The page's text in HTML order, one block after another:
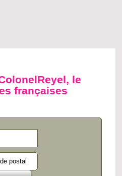
le
françaises